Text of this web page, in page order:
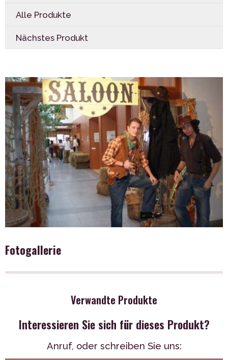
Fotogallerie
Alle Produkte
Nächstes Produkt
Verwandte Produkte
Interessieren Sie sich für dieses Produkt?
Anruf, oder schreiben Sie uns: